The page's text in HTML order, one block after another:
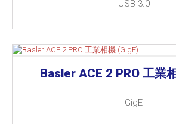
USB 3.0
Basler ACE 2 PRO 工業
GigE